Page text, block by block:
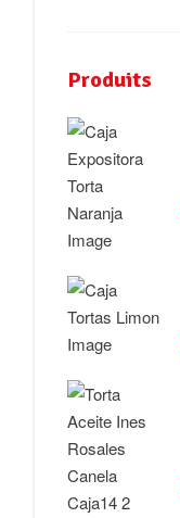
Produits